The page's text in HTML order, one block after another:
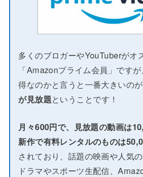
多くのブロガーやYouTuberがオ
「Amazonプライム会員」です
得なのかと言うと一番大きいのが
が見放題ということです！
月々600円で、見放題の動画は
新作で有料レンタルのものは
されており、話題の映画や人気
ドラマやスポーツ生配信、